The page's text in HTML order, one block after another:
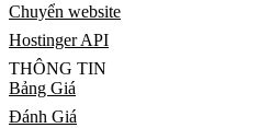
Chuyển website
Hostinger API
THÔNG TIN
Bảng Giá
Đánh Giá